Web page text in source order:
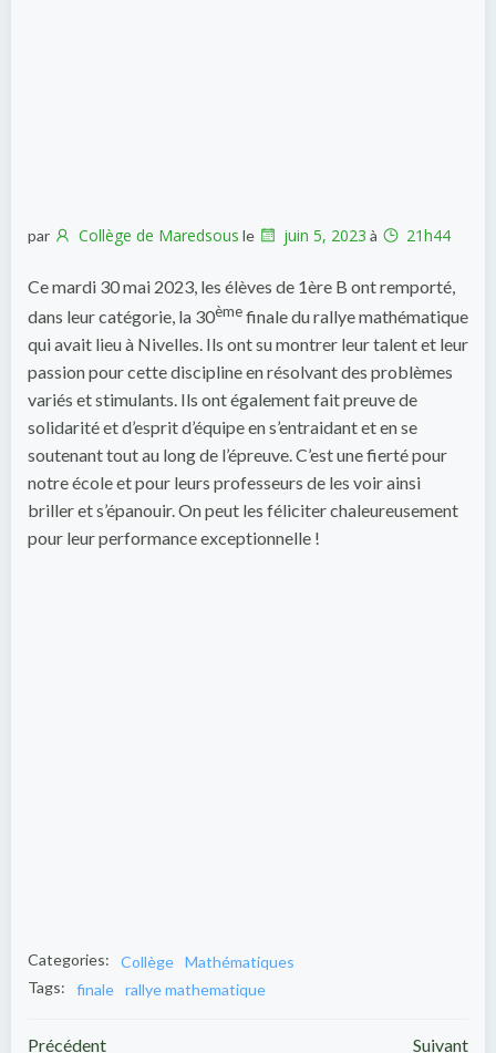
par Collège de Maredsous le juin 5, 2023 à 21h44
Ce mardi 30 mai 2023, les élèves de 1ère B ont remporté,
dans leur catégorie, la 30èmefinale du rallye mathématique
qui avait lieu à Nivelles. Ils ont su montrer leur talent et leur
passion pour cette discipline en résolvant des problèmes
variés et stimulants. Ils ont également fait preuve de
solidarité et d’esprit d’équipe en s’entraidant et en se
soutenant tout au long de l’épreuve. C’est une fierté pour
notre école et pour leurs professeurs de les voir ainsi
briller et s’épanouir. On peut les féliciter chaleureusement
pour leur performance exceptionnelle !
Categories: Collège Mathématiques
Tags:
finale rallye mathematique
Précédent Suivant